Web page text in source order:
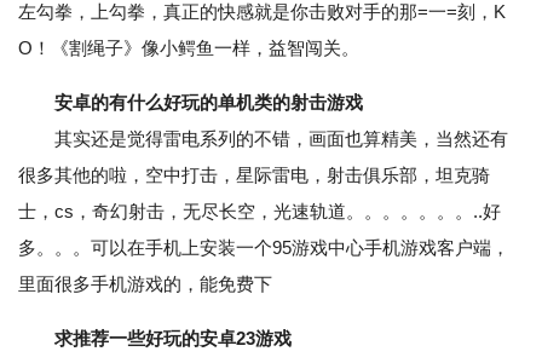
左勾拳，上勾拳，真正的快感就是你击败对手的那=一=刻，K
O！《割绳子》像小鳄鱼一样，益智闯关。
安卓的有什么好玩的单机类的射击游戏
其实还是觉得雷电系列的不错，画面也算精美，当然还有
很多其他的啦，空中打击，星际雷电，射击俱乐部，坦克骑
士，cs，奇幻射击，无尽长空，光速轨道。。。。。。。..好
多。。。可以在手机上安装一个95游戏中心手机游戏客户端，
里面很多手机游戏的，能免费下
求推荐一些好玩的安卓23游戏